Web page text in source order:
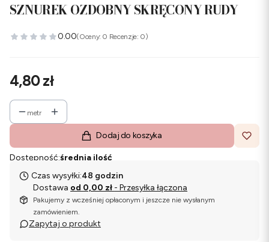
SZNUREK OZDOBNY SKRĘCONY RUDY
0.00(Oceny: 0 Recenzje: 0)
Cena
4,80 zł
metr
Dodaj do koszyka
Dostępność:średnia ilość
Czas wysyłki:48 godzin
Dostawa od 0,00 zł - Przesyłka łączona
Pakujemy z wcześniej opłaconym i jeszcze nie wysłanym
zamówieniem.
Zapytaj o produkt